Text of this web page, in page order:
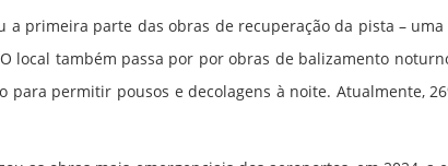
a primeira parte das obras de recuperação da pista –
local também passa por por obras de balizamento
para permitir pousos e decolagens à noite. Atualmente,